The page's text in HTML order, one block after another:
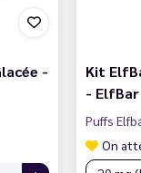
-
Kit
- ElfBar
Puffs
On